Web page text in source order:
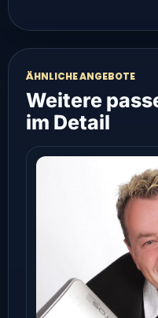
ÄHNLICHE ANGEBOTE
Weitere
im Detail